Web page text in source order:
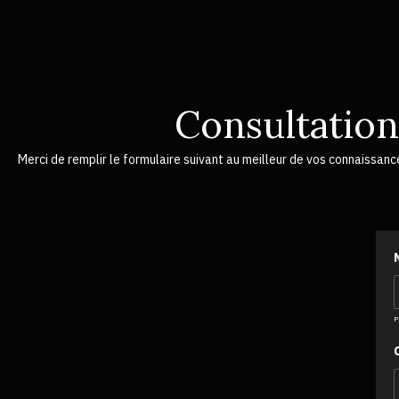
Merci de remplir le formulaire suivant au meilleur de vos